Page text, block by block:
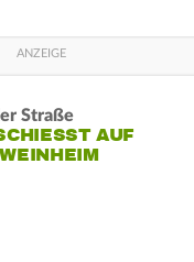
Straße
AUF M